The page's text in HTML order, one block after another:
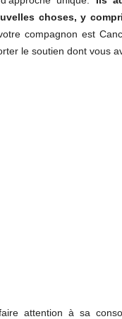
choses, y
compagnon est
le soutien dont vous
attention à sa